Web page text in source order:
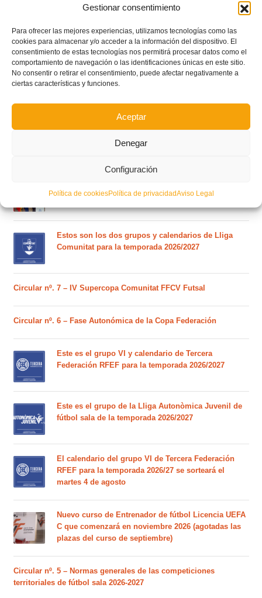
Gestionar consentimiento
Para ofrecer las mejores experiencias, utilizamos tecnologías como las
cookies para almacenar y/o acceder a la información del dispositivo. El
consentimiento de estas tecnologías nos permitirá procesar datos como el
comportamiento de navegación o las identificaciones únicas en este sitio.
No consentir o retirar el consentimiento, puede afectar negativamente a
ciertas características y funciones.
Aceptar
Denegar
Configuración
Política de cookiesPolítica de privacidadAviso Legal
en el embajador de la Comunitat Valenciana
Estos son los dos grupos y calendarios de Lliga
Comunitat para la temporada 2026/2027
Circular nº. 7 – IV Supercopa Comunitat FFCV Futsal
Circular nº. 6 – Fase Autonómica de la Copa Federación
Este es el grupo VI y calendario de Tercera
Federación RFEF para la temporada 2026/2027
Este es el grupo de la Lliga Autonòmica Juvenil de
fútbol sala de la temporada 2026/2027
El calendario del grupo VI de Tercera Federación
RFEF para la temporada 2026/27 se sorteará el
martes 4 de agosto
Nuevo curso de Entrenador de fútbol Licencia UEFA
C que comenzará en noviembre 2026 (agotadas las
plazas del curso de septiembre)
Circular nº. 5 – Normas generales de las competiciones
territoriales de fútbol sala 2026-2027